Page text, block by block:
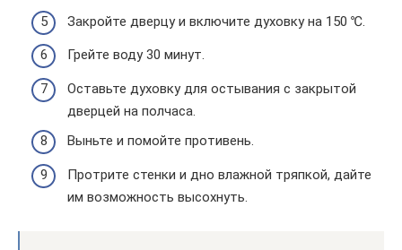
Закройте дверцу и включите духовку на 150 ℃.
Грейте воду 30 минут.
Оставьте духовку для остывания с закрытой
дверцей на полчаса.
Выньте и помойте противень.
Протрите стенки и дно влажной тряпкой, дайте
им возможность высохнуть.